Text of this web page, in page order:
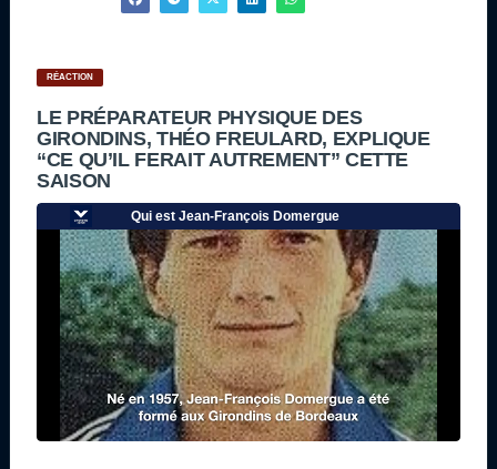
RÉACTION
LE PRÉPARATEUR PHYSIQUE DES
GIRONDINS, THÉO FREULARD, EXPLIQUE
“CE QU’IL FERAIT AUTREMENT” CETTE
SAISON